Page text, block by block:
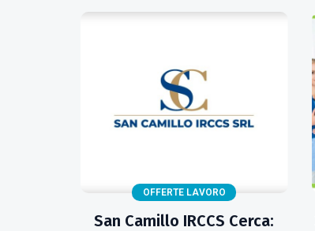
OFFERTE LAVORO
San Camillo IRCCS Cerca: